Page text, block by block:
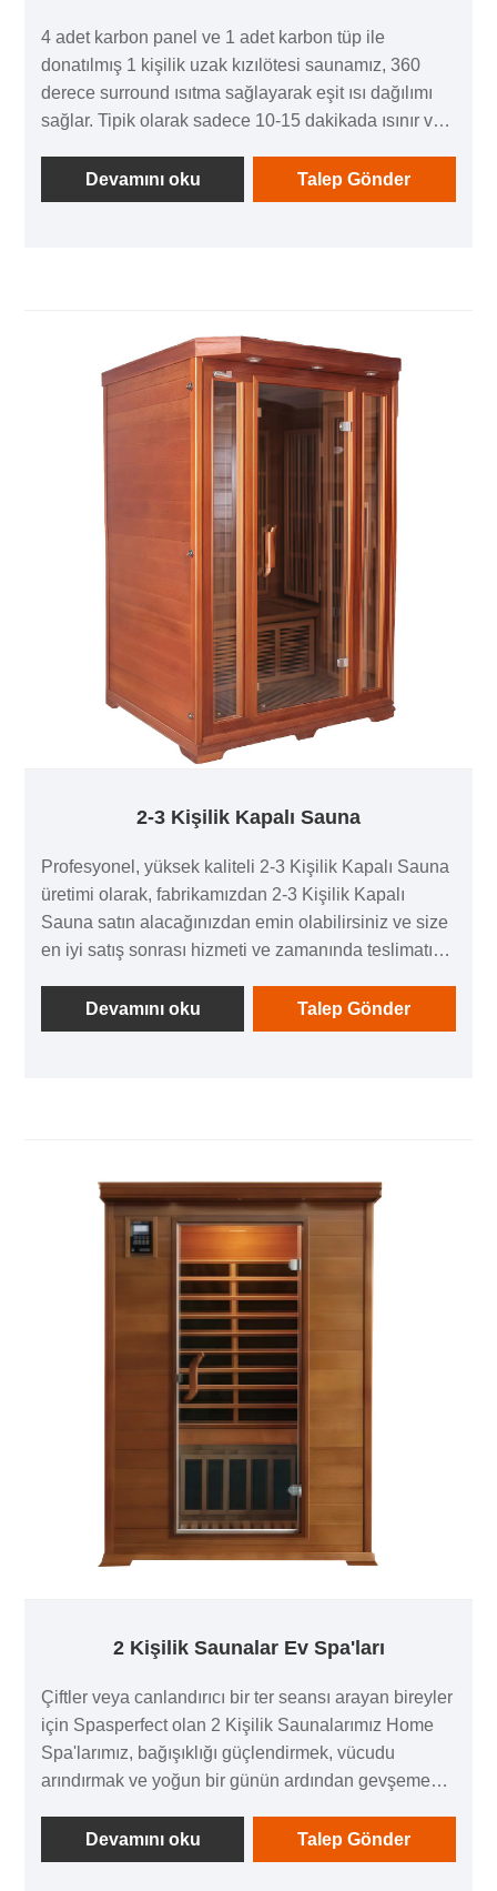
4 adet karbon panel ve 1 adet karbon tüp ile
donatılmış 1 kişilik uzak kızılötesi saunamız, 360
derece surround ısıtma sağlayarak eşit ısı dağılımı
sağlar. Tipik olarak sadece 10-15 dakikada ısınır ve
sağlar.Devamını oku Talep Gönder
2-3 Kişilik Kapalı Sauna
Profesyonel, yüksek kaliteli 2-3 Kişilik Kapalı Sauna
üretimi olarak, fabrikamızdan 2-3 Kişilik Kapalı
Sauna satın alacağınızdan emin olabilirsiniz ve size
en iyi satış sonrası hizmeti ve zamanında teslimatı
Devamını oku
Talep Gönder
2 Kişilik Saunalar Ev Spa'ları
Çiftler veya canlandırıcı bir ter seansı arayan bireyler
için Spasperfect olan 2 Kişilik Saunalarımız Home
Spa'larımız, bağışıklığı güçlendirmek, vücudu
arındırmak ve yoğun bir günün ardından gevşemek
ısıtmak için cilde nüfuz eden kızılötesi ışık dalgaları
aracılığıyla işlev görerek, tamamen kontrollü ve
Devamını oku Talep Gönder